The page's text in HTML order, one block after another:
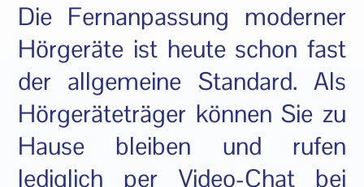
Die Fernanpassung moderner
Hörgeräte ist heute schon fast
der allgemeine Standard. Als
Hörgeräteträger können Sie zu
Hause bleiben und rufen
lediglich per Video-Chat bei